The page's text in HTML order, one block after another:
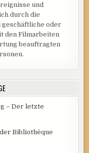
und
durch die
geschäftliche oder
den Filmarbeiten
beauftragten
– Der letzte
Bibliothèque